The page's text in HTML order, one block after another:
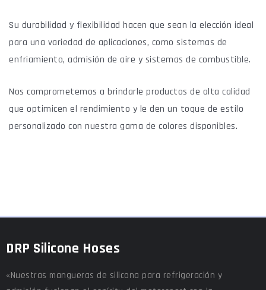
Su durabilidad y flexibilidad hacen que sean la elección ideal
para una variedad de aplicaciones, como sistemas de
enfriamiento, admisión de aire y sistemas de combustible.
Nos comprometemos a brindarle productos de alta calidad
que optimicen el rendimiento y le den un toque de estilo
personalizado con nuestra gama de colores disponibles.
DRP Silicone Hoses
«Nuestras mangueras de silicona para refrigeración y